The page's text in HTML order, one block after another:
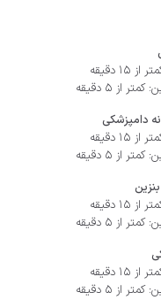
15 دقیقه
از 5 دقیقه
دامپزشکی
15 دقیقه
از 5 دقیقه
15 دقیقه
از 5 دقیقه
15 دقیقه
از 5 دقیقه